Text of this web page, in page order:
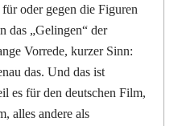
oder gegen die Figuren
das „Gelingen“ der
Vorrede, kurzer Sinn:
das. Und das ist
es für den deutschen Film,
alles andere als